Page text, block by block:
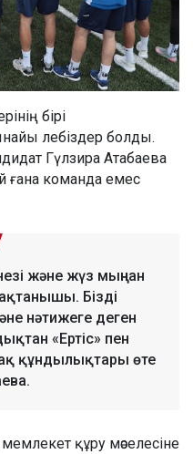
бірі
лебіздер болды.
Гүлзира Атабаева
ғана команда емес
және жүз мыңнан
Бізді
нәтижеге деген
«Ертіс» пен
құндылықтары өте
құру мәселесіне